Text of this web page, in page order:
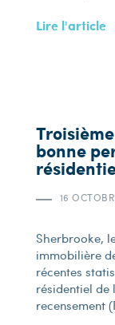
Lire l'article
bonne
16
Sherbrooke,
immobilière
récentes
résidentiel
recensement